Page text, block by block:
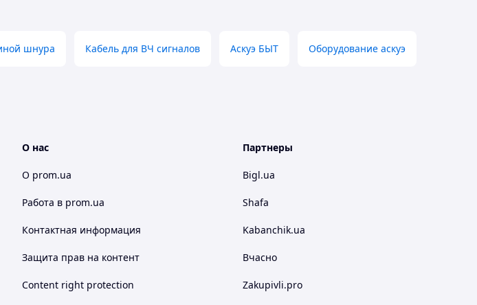
шнура Кабель для ВЧ сигналов Аскуэ БЫТ Оборудование аскуэ
О нас
О prom.ua
Работа в prom.ua
Контактная информация
Защита прав на контент
Content right protection
Партнеры
Bigl.ua
Shafa
Kabanchik.ua
Вчасно
Zakupivli.pro